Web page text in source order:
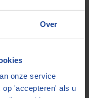
Over
onze service
'accepteren' als u
heeft u als
nalatenschap
langstlevende